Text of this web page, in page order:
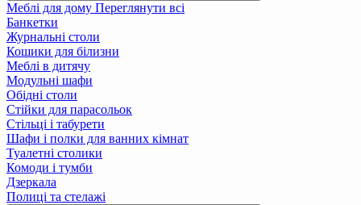
Меблі для дому Переглянути всі
Банкетки
Журнальні столи
Кошики для білизни
Меблі в дитячу
Модульні шафи
Обідні столи
Стійки для парасольок
Стільці і табурети
Шафи і полки для ванних кімнат
Туалетні столики
Комоди і тумби
Дзеркала
Полиці та стелажі